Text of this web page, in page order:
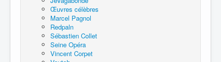
Œuvres célèbres
Marcel Pagnol
Redpaln
Sébastien Collet
Seine Opéra
Vincent Corpet